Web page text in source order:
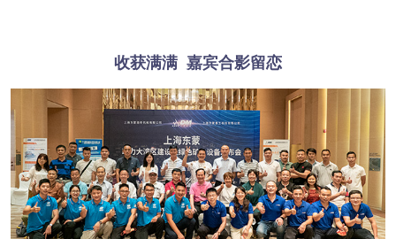
收获满满 嘉宾合影留恋